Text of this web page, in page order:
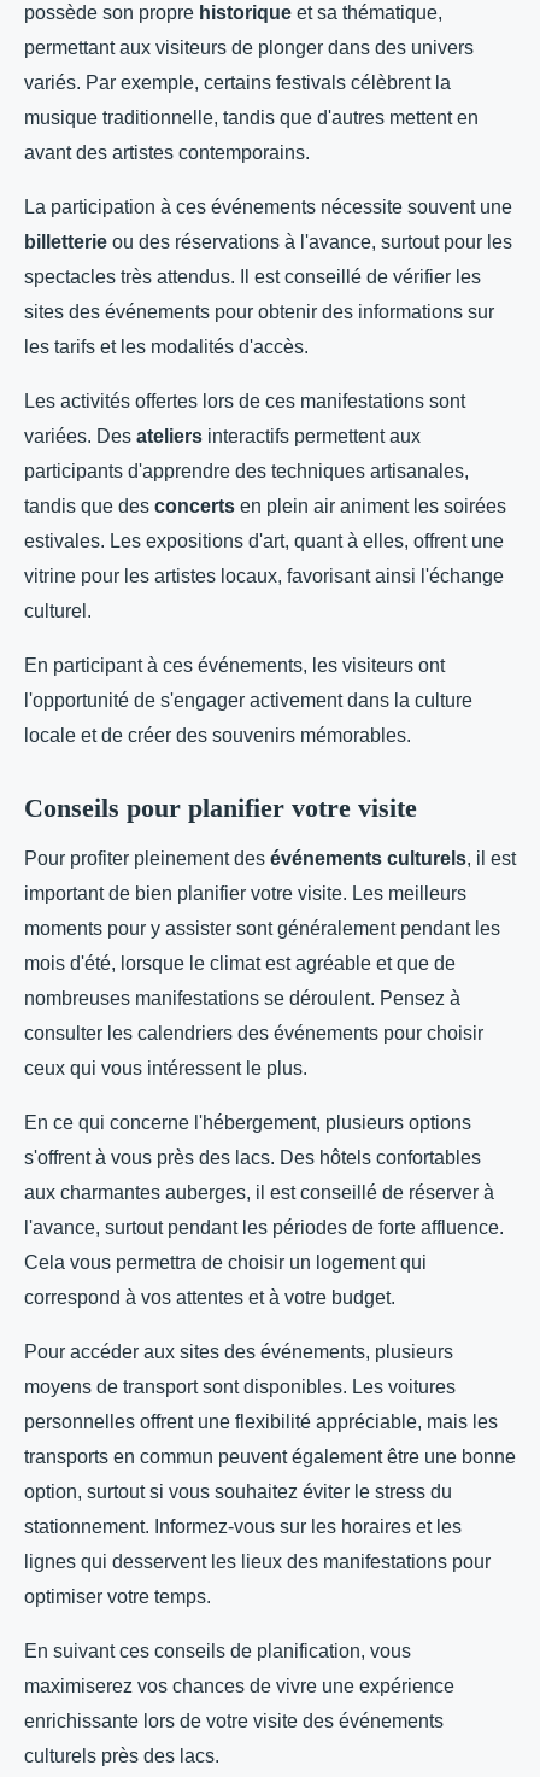
possède son propre historique et sa thématique,
permettant aux visiteurs de plonger dans des univers
variés. Par exemple, certains festivals célèbrent la
musique traditionnelle, tandis que d'autres mettent en
avant des artistes contemporains.
La participation à ces événements nécessite souvent une
billetterie ou des réservations à l'avance, surtout pour les
spectacles très attendus. Il est conseillé de vérifier les
sites des événements pour obtenir des informations sur
les tarifs et les modalités d'accès.
Les activités offertes lors de ces manifestations sont
variées. Des ateliers interactifs permettent aux
participants d'apprendre des techniques artisanales,
tandis que des concerts en plein air animent les soirées
estivales. Les expositions d'art, quant à elles, offrent une
vitrine pour les artistes locaux, favorisant ainsi l'échange
culturel.
En participant à ces événements, les visiteurs ont
l'opportunité de s'engager activement dans la culture
locale et de créer des souvenirs mémorables.
Conseils pour planifier votre visite
Pour profiter pleinement des événements culturels, il est
important de bien planifier votre visite. Les meilleurs
moments pour y assister sont généralement pendant les
mois d'été, lorsque le climat est agréable et que de
nombreuses manifestations se déroulent. Pensez à
consulter les calendriers des événements pour choisir
ceux qui vous intéressent le plus.
En ce qui concerne l'hébergement, plusieurs options
s'offrent à vous près des lacs. Des hôtels confortables
aux charmantes auberges, il est conseillé de réserver à
l'avance, surtout pendant les périodes de forte affluence.
Cela vous permettra de choisir un logement qui
correspond à vos attentes et à votre budget.
Pour accéder aux sites des événements, plusieurs
moyens de transport sont disponibles. Les voitures
personnelles offrent une flexibilité appréciable, mais les
transports en commun peuvent également être une bonne
option, surtout si vous souhaitez éviter le stress du
stationnement. Informez-vous sur les horaires et les
lignes qui desservent les lieux des manifestations pour
optimiser votre temps.
En suivant ces conseils de planification, vous
maximiserez vos chances de vivre une expérience
enrichissante lors de votre visite des événements
culturels près des lacs.